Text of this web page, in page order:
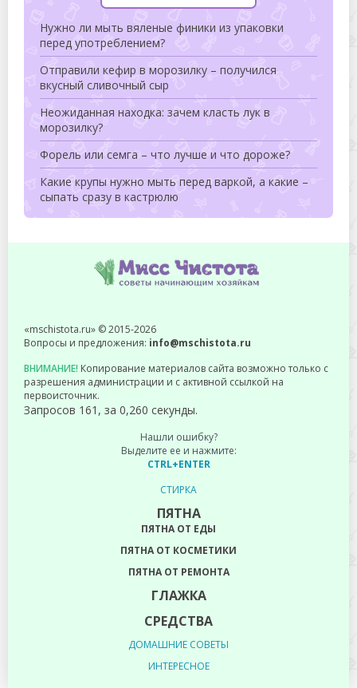
Нужно ли мыть вяленые финики из упаковки
перед употреблением?
Отправили кефир в морозилку – получился
вкусный сливочный сыр
Неожиданная находка: зачем класть лук в
морозилку?
Форель или семга – что лучше и что дороже?
Какие крупы нужно мыть перед варкой, а какие –
сыпать сразу в кастрюлю
«mschistota.ru» © 2015-2026
Вопросы и предложения: info@mschistota.ru
ВНИМАНИЕ! Копирование материалов сайта возможно только с
разрешения администрации и с активной ссылкой на
первоисточник.
Запросов 161, за 0,260 секунды.
Нашли ошибку?
Выделите ее и нажмите:
CTRL+ENTER
СТИРКА
ПЯТНА
ПЯТНА ОТ ЕДЫ
ПЯТНА ОТ КОСМЕТИКИ
ПЯТНА ОТ РЕМОНТА
ГЛАЖКА
СРЕДСТВА
ДОМАШНИЕ СОВЕТЫ
ИНТЕРЕСНОЕ